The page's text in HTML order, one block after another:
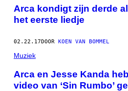
Arca kondigt zijn derde
het eerste liedje
02.22.17DOOR KOEN VAN BOMMEL
Muziek
Arca en Jesse Kanda
video van ‘Sin Rumbo’